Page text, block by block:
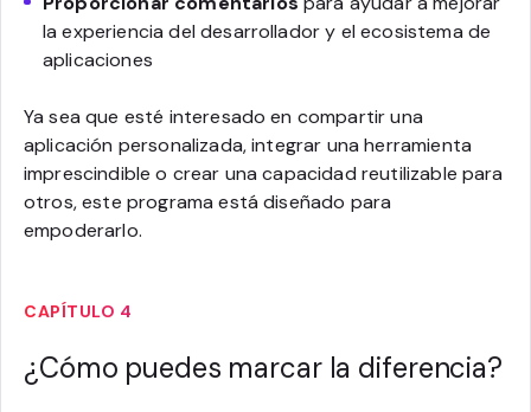
la experiencia del desarrollador y el ecosistema de
aplicaciones
Ya sea que esté interesado en compartir una
aplicación personalizada, integrar una herramienta
imprescindible o crear una capacidad reutilizable para
otros, este programa está diseñado para
empoderarlo.
CAPÍTULO 4
¿Cómo puedes marcar la diferencia?